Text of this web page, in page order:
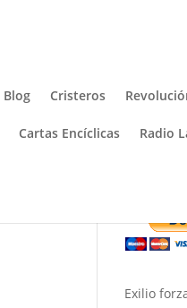
Blog Cristeros
Cartas Encíclicas Radio
Exilio